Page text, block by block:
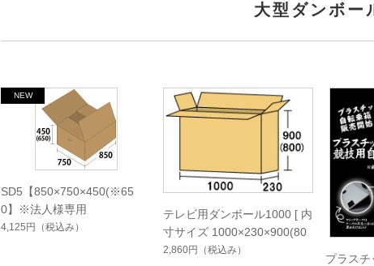
大型ダンボー
SD5【850×750×450(※65
0】※法人様専用
4,125円 （税込み）
テレビ用ダンボール1000 [ 内
寸サイズ 1000×230×900(80
0) ]
2,860円 （税込み）
プラス